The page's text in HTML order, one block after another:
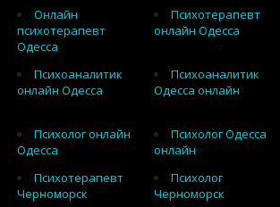
Онлайн
психотерапевт
Одесса
Психотерапевт
онлайн Одесса
Психоаналитик
онлайн Одесса
Психоаналитик
Одесса онлайн
Психолог онлайн
Одесса
Психолог Одесса
онлайн
Психотерапевт
Черноморск
Психолог
Черноморск